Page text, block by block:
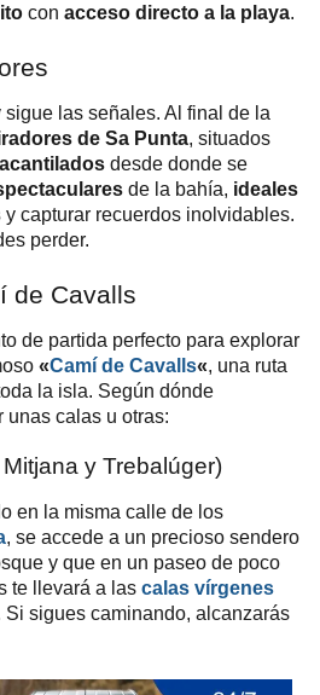
con acceso directo a la playa.
las señales. Al final de la
de Sa Punta, situados
desde donde se
de la bahía, ideales
y capturar recuerdos inolvidables.
perder.
de Cavalls
de partida perfecto para explorar
«Camí de Cavalls«, una ruta
la isla. Según dónde
unas calas u otras:
y Trebalúger)
en la misma calle de los
, se accede a un precioso sendero
y que en un paseo de poco
te llevará a las calas vírgenes
Si sigues caminando, alcanzarás